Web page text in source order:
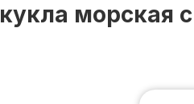
морская с